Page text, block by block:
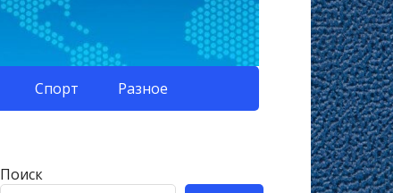
Спорт Разное
Поиск